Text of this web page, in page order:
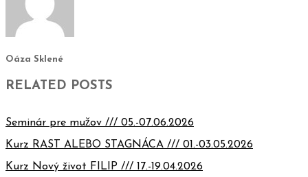
Oáza Sklené
RELATED POSTS
Seminár pre mužov /// 05.-07.06.2026
Kurz RAST ALEBO STAGNÁCA /// 01.-03.05.2026
Kurz Nový život FILIP /// 17.-19.04.2026